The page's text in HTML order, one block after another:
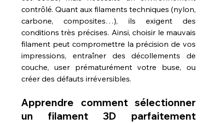
contrôlé. Quant aux filaments techniques (nylon,
carbone, composites…), ils exigent des
conditions très précises. Ainsi, choisir le mauvais
filament peut compromettre la précision de vos
impressions, entraîner des décollements de
couche, user prématurément votre buse, ou
créer des défauts irréversibles.
Apprendre comment sélectionner
un filament 3D parfaitement